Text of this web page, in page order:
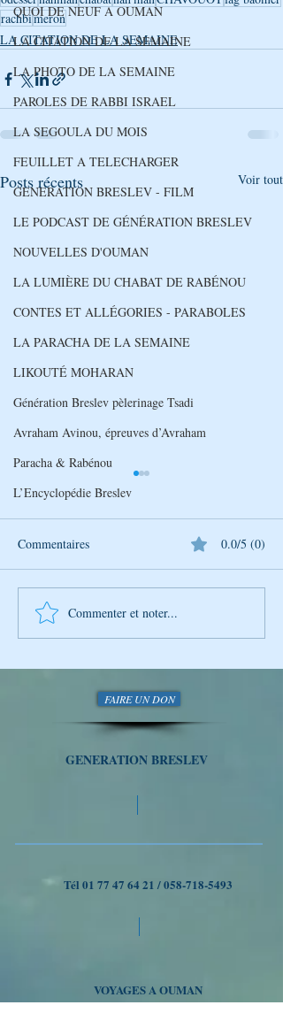
QUOI DE NEUF A OUMAN
LA CITATION DE LA SEMAINE
LA PHOTO DE LA SEMAINE
PAROLES DE RABBI ISRAEL
LA SEGOULA DU MOIS
FEUILLET A TELECHARGER
GENERATION BRESLEV - FILM
LE PODCAST DE GÉNÉRATION BRESLEV
NOUVELLES D'OUMAN
LA LUMIÈRE DU CHABAT DE RABÉNOU
CONTES ET ALLÉGORIES - PARABOLES
LA PARACHA DE LA SEMAINE
LIKOUTÉ MOHARAN
Génération Breslev pèlerinage Tsadi
Avraham Avinou, épreuves d’Avraham
Paracha & Rabénou
L’Encyclopédie Breslev
rachbimeron
LA CITATION DE LA SEMAINE
Posts récents Voir tout
Découverte Hebdomadaire
de la Sagesse de Rabbi
Commentaires 0.0/5 (0)
Commenter et noter...
FAIRE UN DON
GENERATION BRESLEV
Tél 01 77 47 64 21 /058-718-5493
VOYAGES A OUMAN